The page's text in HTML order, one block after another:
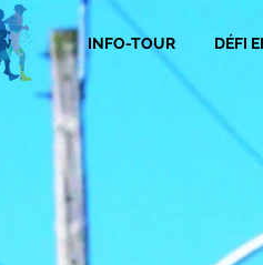
INFO-TOUR DÉFI